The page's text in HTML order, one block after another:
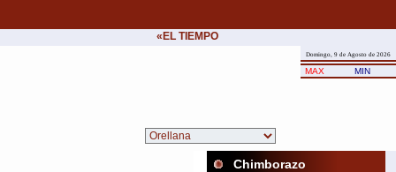
«EL TIEMPO ES EL ÁNGEL DEL HOMBRE.»
Domingo, 9 de Agosto de 2026
MAX MIN
Chimborazo